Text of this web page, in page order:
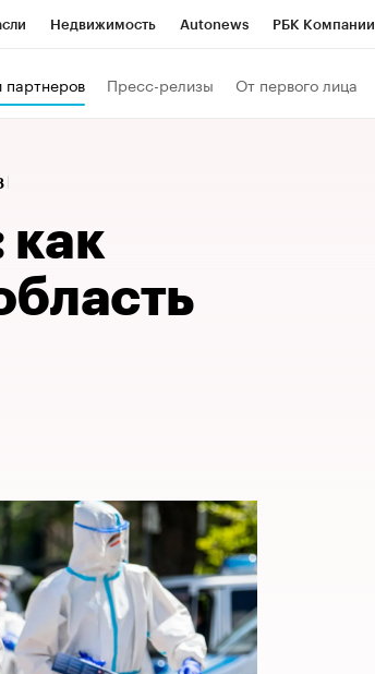
Недвижимость Autonews РБК Компании
партнеров Пресс-релизы От первого лица
как